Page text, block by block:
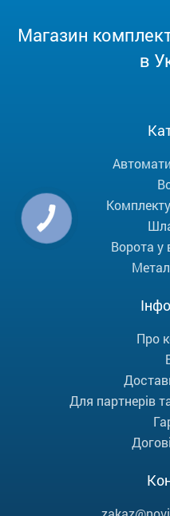
Магазин
в
Ворота у
Про
Для партнерів